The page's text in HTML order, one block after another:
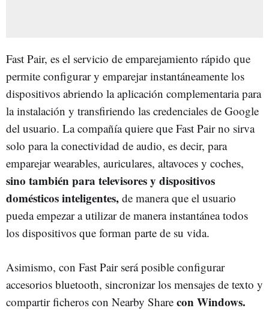
Fast Pair, es el servicio de emparejamiento rápido que
permite configurar y emparejar instantáneamente los
dispositivos abriendo la aplicación complementaria para
la instalación y transfiriendo las credenciales de Google
del usuario. La compañía quiere que Fast Pair no sirva
solo para la conectividad de audio, es decir, para
emparejar wearables, auriculares, altavoces y coches,
sino también para televisores y dispositivos
domésticos inteligentes, de manera que el usuario
pueda empezar a utilizar de manera instantánea todos
los dispositivos que forman parte de su vida.
Asimismo, con Fast Pair será posible configurar
accesorios bluetooth, sincronizar los mensajes de texto y
compartir ficheros con Nearby Share con Windows.